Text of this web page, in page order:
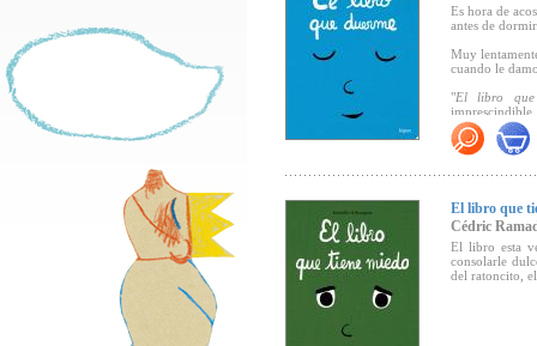
Es hora de
antes de
Muy
cuando le
"El libro
imprescindible
pequeños
Boolino )
El libro que
Cédric
El libro esta
consolarle
del ratoncito,